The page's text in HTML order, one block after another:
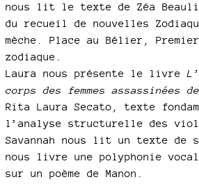
nous lit le texte de Zéa
du recueil de nouvelles
mèche. Place au Bélier,
zodiaque.
Laura nous présente le livre
corps des femmes assassinées
Rita Laura Secato, texte
l’analyse structurelle des
Savannah nous lit un texte de
nous livre une polyphonie
sur un poème de Manon.